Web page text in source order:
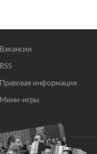
Вакансии
RSS
Правовая информация
Мини-игры